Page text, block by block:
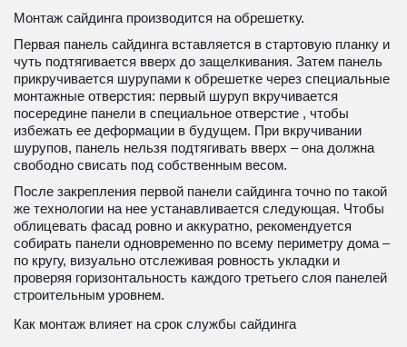
Монтаж сайдинга производится на обрешетку.
Первая панель сайдинга вставляется в стартовую планку и
чуть подтягивается вверх до защелкивания. Затем панель
прикручивается шурупами к обрешетке через специальные
монтажные отверстия: первый шуруп вкручивается
посередине панели в специальное отверстие , чтобы
избежать ее деформации в будущем. При вкручивании
шурупов, панель нельзя подтягивать вверх – она должна
свободно свисать под собственным весом.
После закрепления первой панели сайдинга точно по такой
же технологии на нее устанавливается следующая. Чтобы
облицевать фасад ровно и аккуратно, рекомендуется
собирать панели одновременно по всему периметру дома –
по кругу, визуально отслеживая ровность укладки и
проверяя горизонтальность каждого третьего слоя панелей
строительным уровнем.
Как монтаж влияет на срок службы сайдинга